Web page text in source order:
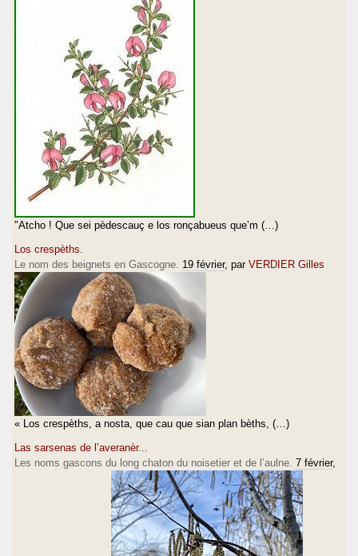
"Atcho ! Que sei pèdescauç e los ronçabueus que’m (…)
Los crespèths.
Le nom des beignets en Gascogne. 19 février, par VERDIER Gilles
« Los crespèths, a nosta, que cau que sian plan bèths, (…)
Las sarsenas de l’averanèr...
Les noms gascons du long chaton du noisetier et de l’aulne. 7 février,